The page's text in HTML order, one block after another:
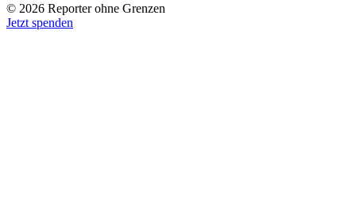
© 2026 Reporter ohne Grenzen
Jetzt spenden